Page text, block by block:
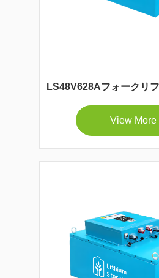
LS48V628Aフォークリ
View More